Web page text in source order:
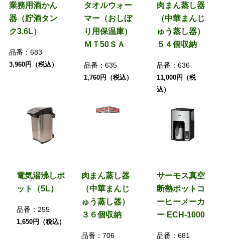
業務用酒かん
器（貯酒タン
ク3.6L）
品番： 683
3,960円（税込）
タオルウォー
マー（おしぼ
り用保温庫）
ＭＴ50ＳＡ
品番：635
1,760円（税込）
肉まん蒸し器
（中華まんじ
ゅう蒸し器）
５４個収納
品番：636
11,000円（税
込）
電気湯沸しポ
ット（5L）
品番： 255
1,650円（税込）
肉まん蒸し器
（中華まんじ
ゅう蒸し器）
３６個収納
品番：706
サーモス真空
断熱ポットコ
ーヒーメーカ
ー ECH-1000
品番：681